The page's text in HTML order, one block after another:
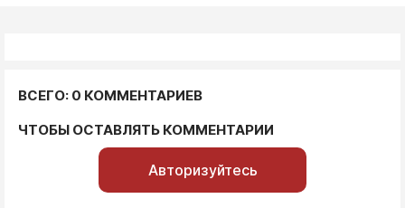
ВСЕГО: 0 КОММЕНТАРИЕВ
ЧТОБЫ ОСТАВЛЯТЬ КОММЕНТАРИИ
Авторизуйтесь